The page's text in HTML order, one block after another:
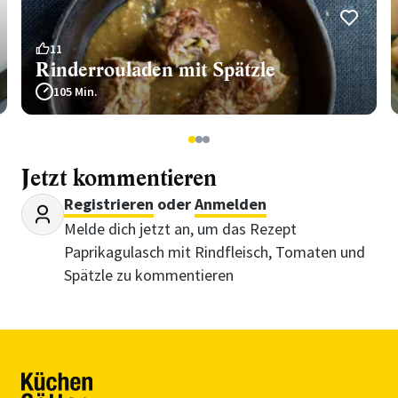
11
Rinderrouladen mit Spätzle
105 Min.
123
Jetzt kommentieren
Registrieren oderAnmelden
Melde dich jetzt an, um das Rezept
Paprikagulasch mit Rindfleisch, Tomaten und
Spätzle zu kommentieren